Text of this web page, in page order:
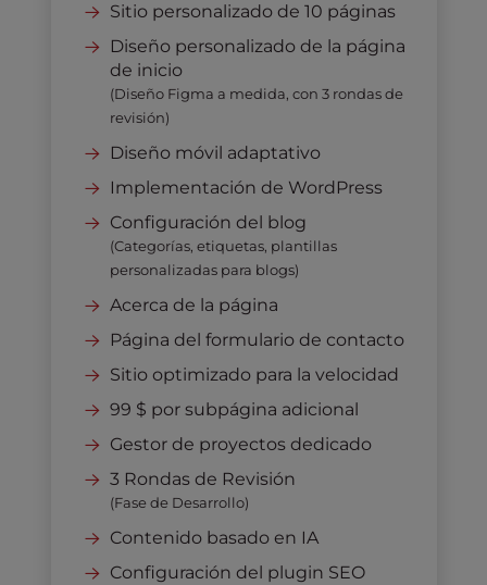
Sitio personalizado de 10 páginas
Diseño personalizado de la página
de inicio
(Diseño Figma a medida, con 3 rondas de
revisión)
Diseño móvil adaptativo
Implementación de WordPress
Configuración del blog
(Categorías, etiquetas, plantillas
personalizadas para blogs)
Acerca de la página
Página del formulario de contacto
Sitio optimizado para la velocidad
99 $ por subpágina adicional
Gestor de proyectos dedicado
3 Rondas de Revisión
(Fase de Desarrollo)
Contenido basado en IA
Configuración del plugin SEO